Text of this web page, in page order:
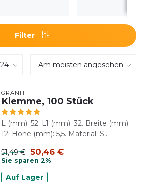
Filter
GRANIT
Klemme, 100 Stück
L (mm): 52. L1 (mm): 32. Breite (mm):
12. Höhe (mm): 5,5. Material: S...
51,49 € 50,46 €
Sie sparen 2%
Auf Lager